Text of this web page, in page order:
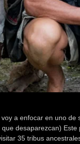
a enfocar en uno
que desaparezcan)
35 tribus